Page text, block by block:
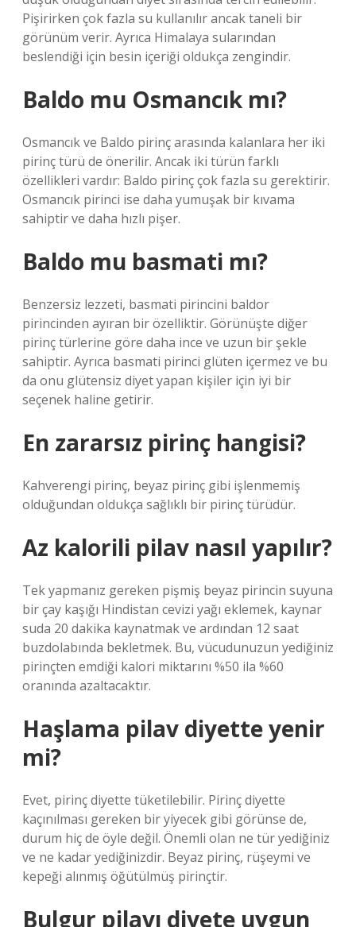
Pişirirken çok fazla su kullanılır ancak taneli bir
görünüm verir. Ayrıca Himalaya sularından
beslendiği için besin içeriği oldukça zengindir.
Baldo mu Osmancık mı?
Osmancık ve Baldo pirinç arasında kalanlara her iki
pirinç türü de önerilir. Ancak iki türün farklı
özellikleri vardır: Baldo pirinç çok fazla su gerektirir.
Osmancık pirinci ise daha yumuşak bir kıvama
sahiptir ve daha hızlı pişer.
Baldo mu basmati mı?
Benzersiz lezzeti, basmati pirincini baldor
pirincinden ayıran bir özelliktir. Görünüşte diğer
pirinç türlerine göre daha ince ve uzun bir şekle
sahiptir. Ayrıca basmati pirinci glüten içermez ve bu
da onu glütensiz diyet yapan kişiler için iyi bir
seçenek haline getirir.
En zararsız pirinç hangisi?
Kahverengi pirinç, beyaz pirinç gibi işlenmemiş
olduğundan oldukça sağlıklı bir pirinç türüdür.
Az kalorili pilav nasıl yapılır?
Tek yapmanız gereken pişmiş beyaz pirincin suyuna
bir çay kaşığı Hindistan cevizi yağı eklemek, kaynar
suda 20 dakika kaynatmak ve ardından 12 saat
buzdolabında bekletmek. Bu, vücudunuzun yediğiniz
pirinçten emdiği kalori miktarını %50 ila %60
oranında azaltacaktır.
Haşlama pilav diyette yenir
mi?
Evet, pirinç diyette tüketilebilir. Pirinç diyette
kaçınılması gereken bir yiyecek gibi görünse de,
durum hiç de öyle değil. Önemli olan ne tür yediğiniz
ve ne kadar yediğinizdir. Beyaz pirinç, rüşeymi ve
kepeği alınmış öğütülmüş pirinçtir.
Bulgur pilavı diyete uygun